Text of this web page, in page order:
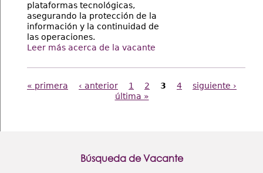
plataformas tecnológicas,
asegurando la protección de la
información y la continuidad de
las operaciones.
Leer más acerca de la vacante
Páginas
« primera ‹ anterior 1 2 3 4
siguiente ›
última »
Búsqueda de Vacante